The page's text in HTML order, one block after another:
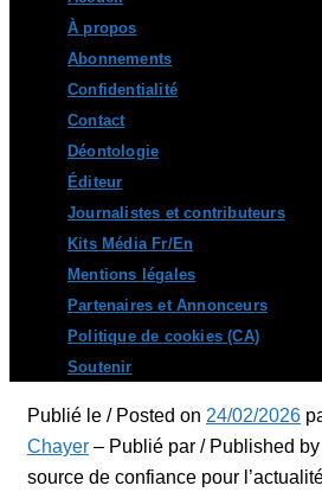
content
À propos
Abonnements
Confidentialité
Contact
Déontologie
Éditeur
Journalistes et contributeurs
Kits Média Fr/En
Mentions légales
Partenaires et Annonceurs
Politique de cookies (CA)
Soutenir
Publié le / Posted on 24/02/2026
Chayer – Publié par / Published
source de confiance pour